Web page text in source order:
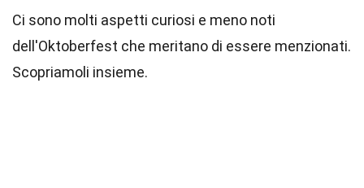
Ci sono molti aspetti curiosi e meno noti
dell'Oktoberfest che meritano di essere menzionati.
Scopriamoli insieme.